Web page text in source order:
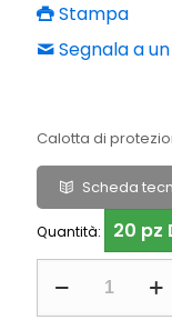
Stampa
Segnala a
Calotta di
Scheda
Quantità: 20 pz
modulare
di